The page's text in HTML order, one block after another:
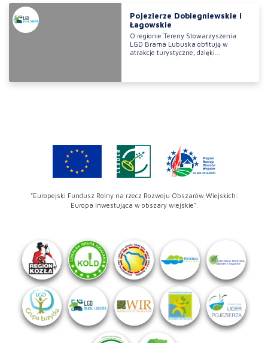
Pojezierze Dobiegniewskie i
Łagowskie
O regionie Tereny Stowarzyszenia
LGD Brama Lubuska obfitują w
atrakcje turystyczne, dzięki...
"Europejski Fundusz Rolny na rzecz Rozwoju Obszarów Wiejskich:
Europa inwestująca w obszary wiejskie".